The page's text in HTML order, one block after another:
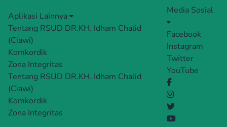
Aplikasi Lainnya
Tentang RSUD DR.KH. Idham Chalid
(Ciawi)
Komkordik
Zona Integritas
Tentang RSUD DR.KH. Idham Chalid
(Ciawi)
Komkordik
Zona Integritas
Media Sosial
Facebook
Instagram
Twitter
YouTube